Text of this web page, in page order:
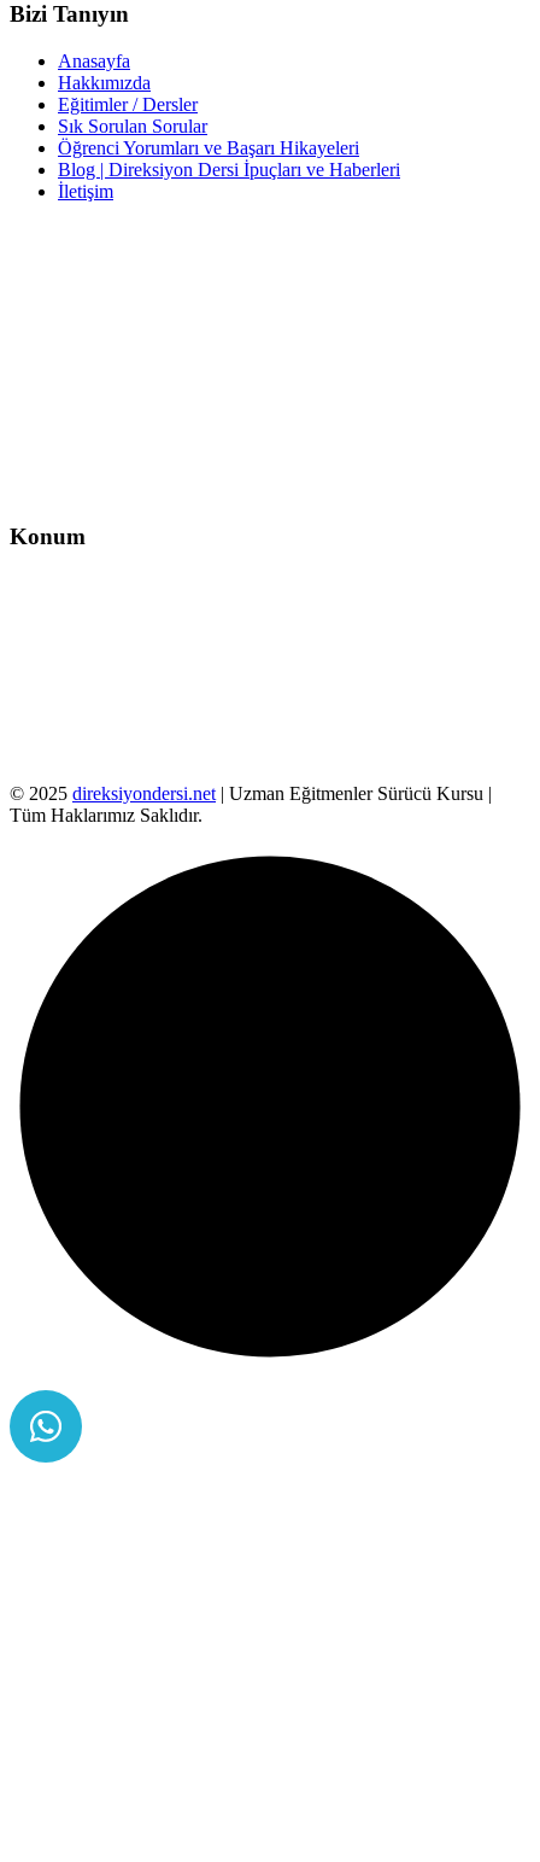
Bizi Tanıyın
Anasayfa
Hakkımızda
Eğitimler / Dersler
Sık Sorulan Sorular
Öğrenci Yorumları ve Başarı Hikayeleri
Blog | Direksiyon Dersi İpuçları ve Haberleri
İletişim
Konum
© 2025 direksiyondersi.net | Uzman Eğitmenler Sürücü Kursu |
Tüm Haklarımız Saklıdır.